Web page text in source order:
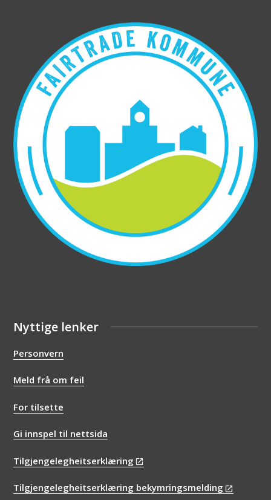
Nyttige lenker
Personvern
Meld frå om feil
For tilsette
Gi innspel til nettsida
Tilgjengelegheitserklæring
Tilgjengelegheitserklæring bekymringsmelding